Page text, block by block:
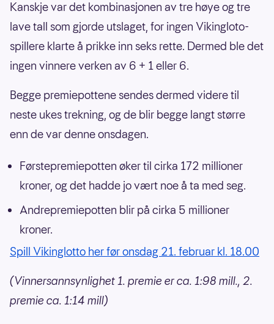
Kanskje var det kombinasjonen av tre høye og tre
lave tall som gjorde utslaget, for ingen Vikingloto-
spillere klarte å prikke inn seks rette. Dermed ble det
ingen vinnere verken av 6 + 1 eller 6.
Begge premiepottene sendes dermed videre til
neste ukes trekning, og de blir begge langt større
enn de var denne onsdagen.
Førstepremiepotten øker til cirka 172 millioner
kroner, og det hadde jo vært noe å ta med seg.
Andrepremiepotten blir på cirka 5 millioner
kroner.
Spill Vikinglotto her før onsdag 21. februar kl. 18.00
(Vinnersannsynlighet 1. premie er ca. 1:98 mill., 2.
premie ca. 1:14 mill)